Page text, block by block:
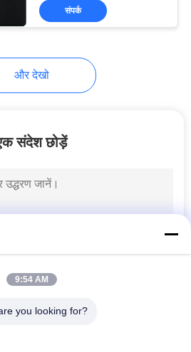
शॉपिंग बैग
पोप बैग
12
संपर्क
और देखो
संदेश छोड़ें
9:54 AM
you looking for?